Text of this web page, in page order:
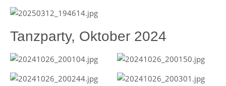
Tanzparty, Oktober 2024